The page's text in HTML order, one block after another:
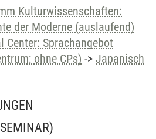
Kulturwissenschaften:
der Moderne (auslaufend)
Center: Sprachangebot
ohne CPs) -> Japanisch